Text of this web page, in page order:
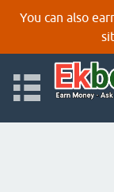
You can also